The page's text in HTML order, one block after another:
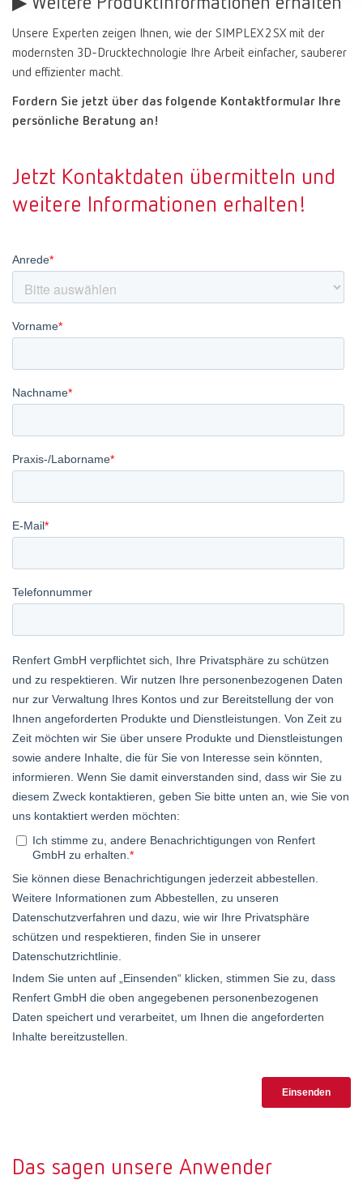
Unsere Experten zeigen Ihnen, wie der SIMPLEX 2 SX mit der
modernsten 3D-Drucktechnologie Ihre Arbeit einfacher, sauberer
und effizienter macht.
Fordern Sie jetzt über das folgende Kontaktformular Ihre
persönliche Beratung an!
Jetzt Kontaktdaten übermitteln und
weitere Informationen erhalten!
Das sagen unsere Anwender